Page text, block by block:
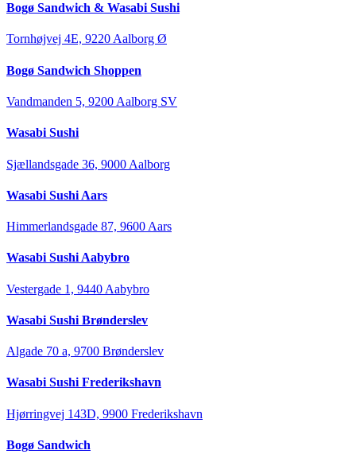
Bogø Sandwich & Wasabi Sushi
Tornhøjvej 4E, 9220 Aalborg Ø
Bogø Sandwich Shoppen
Vandmanden 5, 9200 Aalborg SV
Wasabi Sushi
Sjællandsgade 36, 9000 Aalborg
Wasabi Sushi Aars
Himmerlandsgade 87, 9600 Aars
Wasabi Sushi Aabybro
Vestergade 1, 9440 Aabybro
Wasabi Sushi Brønderslev
Algade 70 a, 9700 Brønderslev
Wasabi Sushi Frederikshavn
Hjørringvej 143D, 9900 Frederikshavn
Bogø Sandwich